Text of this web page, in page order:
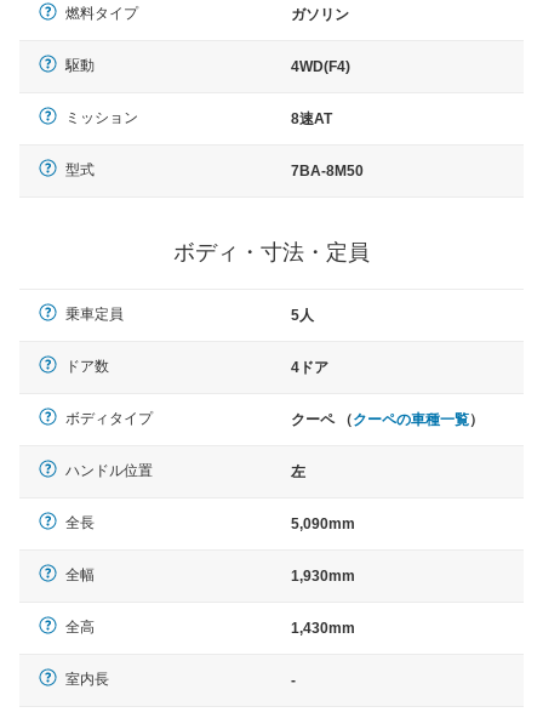
燃料タイプ ガソリン
駆動 4WD(F4)
ミッション 8速AT
型式 7BA-8M50
ボディ・寸法・定員
乗車定員 5人
ドア数 4ドア
ボディタイプ クーペ （クーペの車種一覧）
ハンドル位置 左
全長 5,090mm
全幅 1,930mm
全高 1,430mm
室内長 -